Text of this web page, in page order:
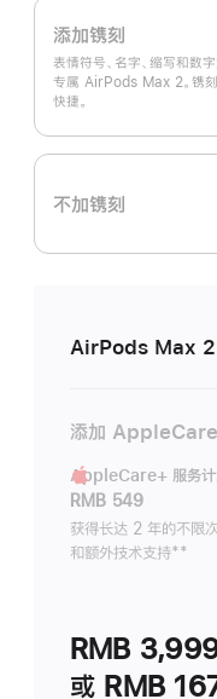
添加镌刻
表情符号、名字、缩写和数
专属 AirPods Max 2。镌刻
快捷。
不加镌刻
AirPods Max 2
添加
AppleCare+ 服务计
RMB 549
获得长达 2 年的不限
和额外技术支持脚
**
RMB
或 RMB